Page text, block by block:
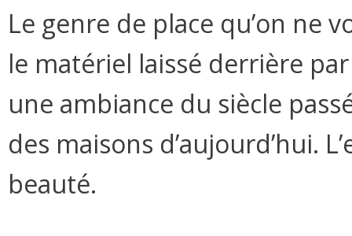
Le genre de place qu’on ne
le matériel laissé derrière
une ambiance du siècle
des maisons d’aujourd’hui.
beauté.